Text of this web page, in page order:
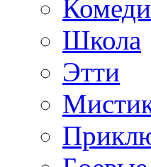
Школа
Этти